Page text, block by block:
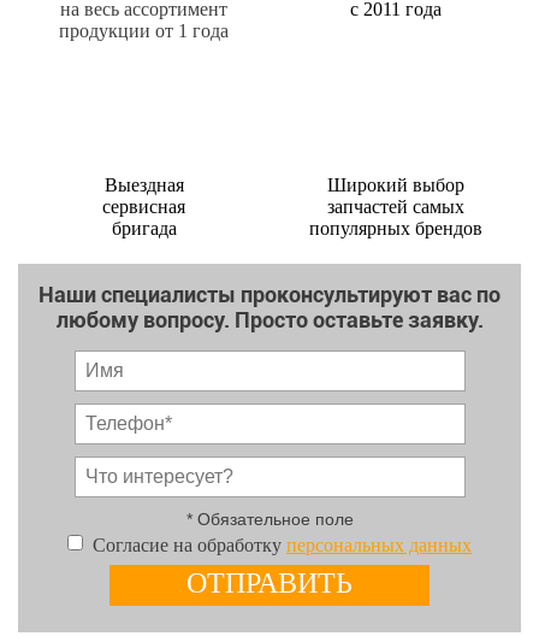
на весь ассортимент
продукции от 1 года
с 2011 года
Выездная
сервисная
бригада
Широкий выбор
запчастей самых
популярных брендов
Наши специалисты проконсультируют вас по
любому вопросу. Просто оставьте заявку.
* Обязательное поле
Согласие на обработку персональных данных